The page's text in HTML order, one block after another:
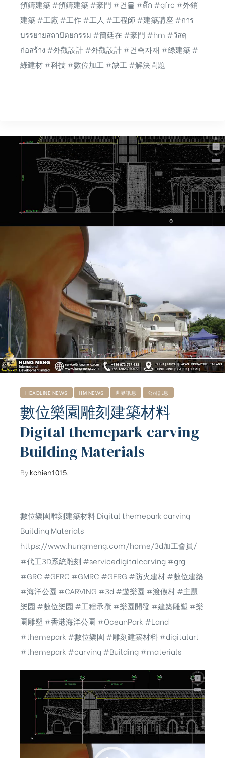
預鑄建築 #預鑄建築 #豪門 #건물 #ตึก #gfrc #外銷
建築 #工廠 #工作 #工人 #工程師 #建築講座 #การ
บรรยายสถาปัตยกรรม #簡廷在 #豪門 #hm #วัสดุ
ก่อสร้าง #外觀設計 #外觀設計 #건축자재 #綠建築 #
綠建材 #科技 #數位加工 #缺工 #解決問題
HEADLINE NEWS HM NEWS 世界訊息 公司訊息
數位樂園雕刻建築材料
Digital themepark carving
Building Materials
Bykchien1015
數位樂園雕刻建築材料 Digital themepark carving
Building Materials
https://www.hungmeng.com/home/3d加工會員/
#代工3D系統雕刻 #servicedigitalcarving #grg
#GRC #GFRC #GMRC #GFRG #防火建材#數位建築
#海洋公園 #CARVING #3d #遊樂園 #渡假村#主題
樂園 #數位樂園 #工程承攬 #樂園開發 #建築雕塑 #樂
園雕塑 #香港海洋公園 #OceanPark #Land
#themepark #數位樂園 #雕刻建築材料 #digitalart
#themepark #carving #Building #materials